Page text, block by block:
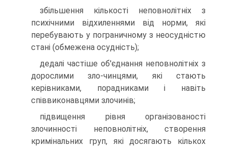
збільшення кількості неповнолітніх з
психічними відхиленнями від норми, які
перебувають у пограничному з неосудністю
стані (обмежена осудність);
дедалі частіше об'єднання неповнолітніх з
дорослими зло-чинцями, які стають
керівниками, порадниками і навіть
співвиконавцями злочинів;
підвищення рівня організованості
злочинності неповнолітніх, створення
кримінальних груп, які досягають кількох